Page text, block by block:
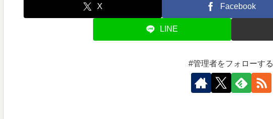
X Facebook
LINE
#管理者をフォローする